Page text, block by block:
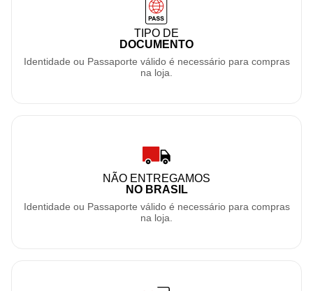
TIPO DE
DOCUMENTO
Identidade ou Passaporte válido é necessário para compras
na loja.
NÃO ENTREGAMOS
NO BRASIL
Identidade ou Passaporte válido é necessário para compras
na loja.